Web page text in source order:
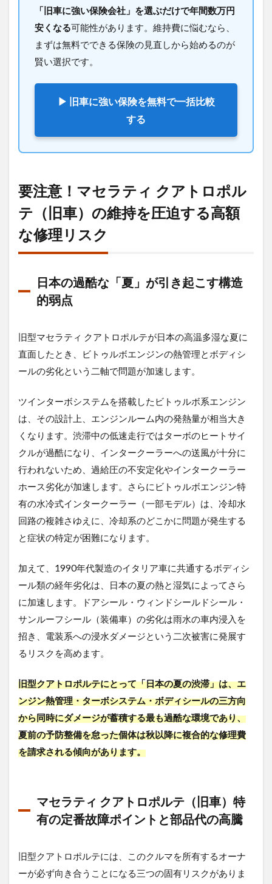
定に
出す
理由
4
まと
クア
トロ
（旧
車）
と向
き合
う、
最後
の問
「旧車に強い保険会社」を選ぶだけで年間数万円
安くなる可能性があります。維持費に悩むなら、
まずは無料でできる保険の見直しから始めるのが
賢い選択です。
▶ 旧車に強い保険を無料で一括比較
する
要注意！マセラティ クアトロポル
テ（旧車）の維持を圧迫する高額
な修理リスク
日本の過酷な「夏」が引き起こす構造
的弱点
旧型マセラティ クアトロポルテが日本の高温多湿な夏に
直面したとき、ビトゥルボエンジンの熱管理とボディシ
ールの劣化という二軸で問題が加速します。
ツインターボシステムを搭載したビトゥルボ系エンジン
は、その設計上、エンジンルーム内の発熱量が相当大き
くなります。渋滞中の低速走行ではターボのヒートサイ
クルが過酷になり、インタークーラーへの送風が十分に
行われないため、過給圧の不安定化やインタークーラー
ホース劣化が加速します。さらにビトゥルボエンジン特
有の水冷式インタークーラー（一部モデル）は、冷却水
回路の複雑さゆえに、冷却系のどこかに問題が発生する
と症状の特定が困難になります。
加えて、1990年代製造のイタリア車に共通するボディシ
ール類の経年劣化は、日本の夏の熱と湿気によってさら
に加速します。ドアシール・ウィンドシールドシール・
サンルーフシール（装備車）の劣化は雨水の車内浸入を
招き、電装系への浸水ダメージという二次被害に発展す
るリスクを高めます。
旧型クアトロポルテにとって「日本の夏の渋滞」は、エ
ンジン熱管理・ターボシステム・ボディシールの三方向
から同時にダメージが蓄積する最も過酷な環境であり、
夏前の予防整備を怠った個体は秋以降に複合的な修理費
を請求される傾向があります。
マセラティ クアトロポルテ（旧車）特
有の定番故障ポイントと部品代の高騰
旧型クアトロポルテには、このクルマを所有するオーナ
ーが必ず向き合うことになる三つの固有リスクがありま